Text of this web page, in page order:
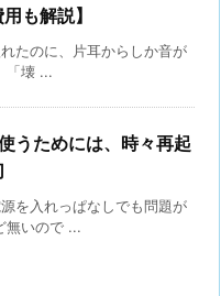
も解説】
たのに、片耳からしか音が
「壊 ...
うためには、時々再起
を入れっぱなしでも問題が
無いので ...